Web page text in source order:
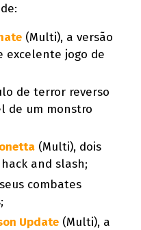
(Multi), a versão
excelente jogo de
de terror reverso
de um monstro
(Multi), dois
and slash;
combates
Update (Multi), a